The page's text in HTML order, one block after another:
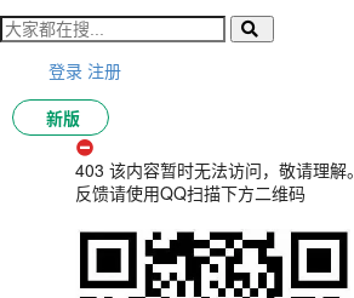
登录 注册
新版
403 该内容暂时无法访问，敬请理解。
反馈请使用QQ扫描下方二维码